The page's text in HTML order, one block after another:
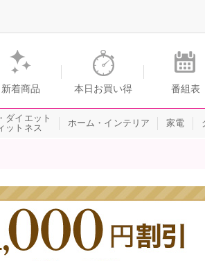
ッピングのショップチャンネル
新着商品 本日お買い得 番組表
ダイエット
ットネス
ホーム・インテリア 家電